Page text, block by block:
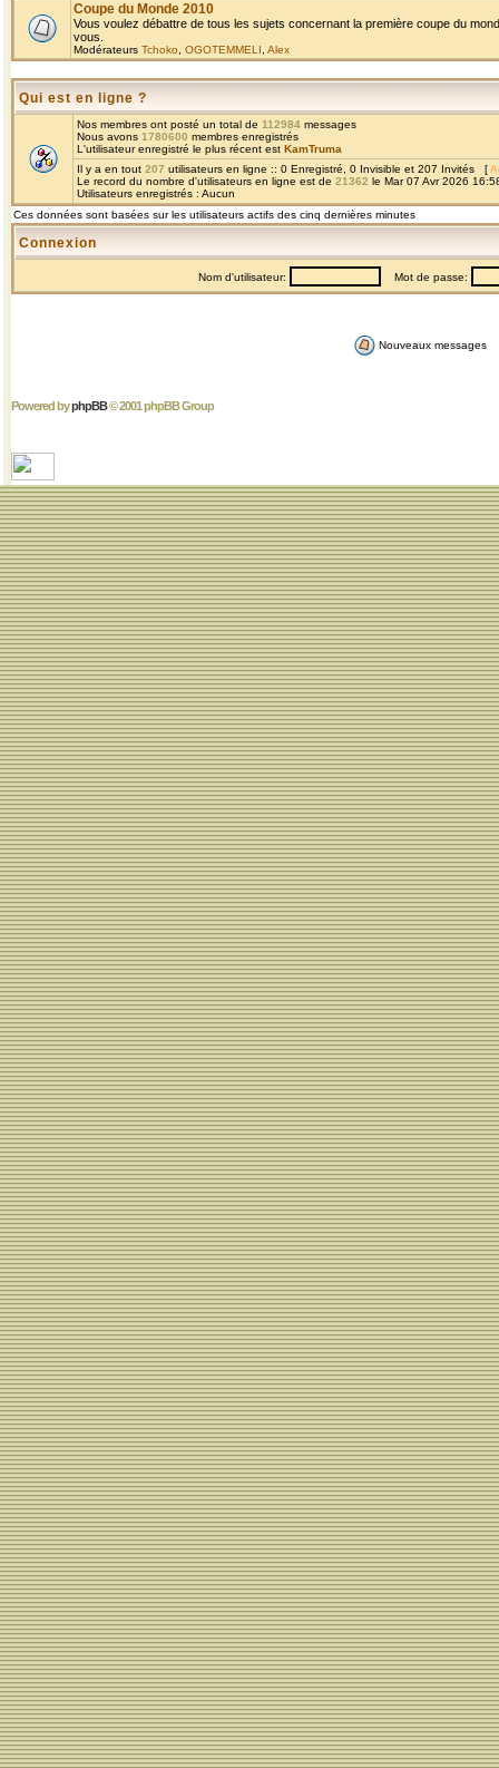
Coupe du Monde 2010
Vous voulez débattre de tous les sujets concernant la première coupe du
vous.
Modérateurs Tchoko OGOTEMMELI Alex
Qui est en ligne ?
Nos membres ont posté un total de 112984 messages
Nous avons 1780600 membres enregistrés
L'utilisateur enregistré le plus récent est KamTruma
Il y a en tout 207 utilisateurs en ligne :: 0 Enregistré, 0 Invisible et 207 Invités [
Le record du nombre d'utilisateurs en ligne est de 21362 le Mar 07 Avr 2026
Utilisateurs enregistrés : Aucun
Ces données sont basées sur les utilisateurs actifs des cinq dernières minutes
Connexion
Nom d'utilisateur: Mot de passe:
Nouveaux messages
Powered byphpBB© 2001 phpBB Group